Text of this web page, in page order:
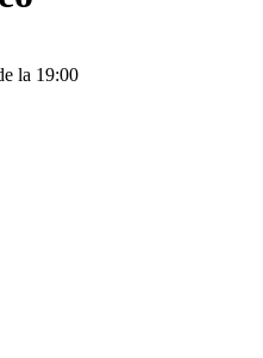
la 19:00